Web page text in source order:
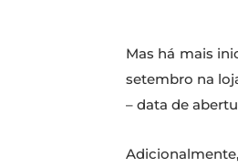
Mas há mais
setembro na
– data de